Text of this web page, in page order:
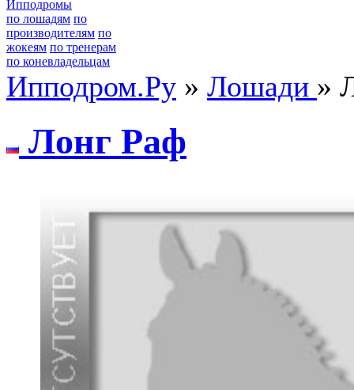
Ипподромы
по лошадям по
производителям по
жокеям по тренерам
по коневладельцам
Ипподром.Ру » Лошади »
Лoнг Paф